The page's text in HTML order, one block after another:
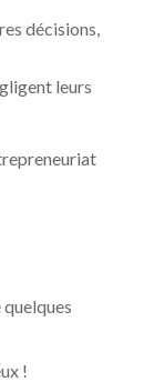
décisions,
leurs
!